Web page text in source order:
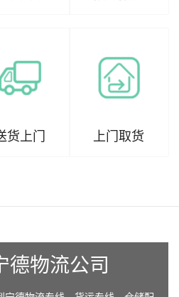
货上门 上门取货
德物流公司